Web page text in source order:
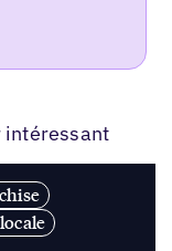
intéressant